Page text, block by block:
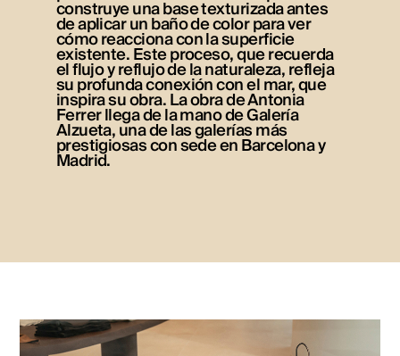
construye una base texturizada antes
de aplicar un baño de color para ver
cómo reacciona con la superficie
existente. Este proceso, que recuerda
el flujo y reflujo de la naturaleza, refleja
su profunda conexión con el mar, que
inspira su obra. La obra de Antonia
Ferrer llega de la mano de Galería
Alzueta, una de las galerías más
prestigiosas con sede en Barcelona y
Madrid.